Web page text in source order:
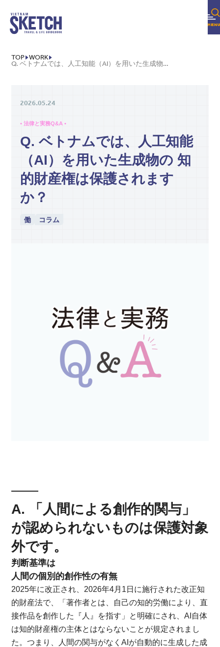
TOP WORK
Q. ベトナムでは、人工知能（AI）を用いた生成物の 知的財産権は保護されますか？
2026.05.24
• 法律と実務Q&A •
Q. ベトナムでは、人工知能
（AI）を用いた生成物の 知
的財産権は保護されます
か？
働 コラム
A. 「人間による創作的関与」
が認められないものは保護対象
外です。
判断基準は
人間の個別的創作性の有無
2025年に改正され、2026年4月1日に施行された改正知
的財産法で、「著作者とは、自己の知的労働により、直
接作品を創作した『人』を指す」と明確にされ、AI自体
は知的財産権の主体とはならないことが規定されまし
た。つまり、人間の関与がなくAIが自動的に生成した成